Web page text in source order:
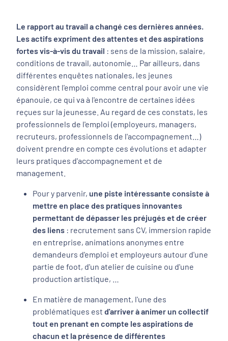
Le rapport au travail a changé ces dernières années.
Les actifs expriment des attentes et des aspirations
fortes vis-à-vis du travail : sens de la mission, salaire,
conditions de travail, autonomie… Par ailleurs, dans
différentes enquêtes nationales, les jeunes
considèrent l'emploi comme central pour avoir une vie
épanouie, ce qui va à l'encontre de certaines idées
reçues sur la jeunesse. Au regard de ces constats, les
professionnels de l'emploi (employeurs, managers,
recruteurs, professionnels de l'accompagnement…)
doivent prendre en compte ces évolutions et adapter
leurs pratiques d'accompagnement et de
management.
Pour y parvenir, une piste intéressante consiste à
mettre en place des pratiques innovantes
permettant de dépasser les préjugés et de créer
des liens : recrutement sans CV, immersion rapide
en entreprise, animations anonymes entre
demandeurs d'emploi et employeurs autour d'une
partie de foot, d'un atelier de cuisine ou d'une
production artistique, …
En matière de management, l'une des
problématiques est d'arriver à animer un collectif
tout en prenant en compte les aspirations de
chacun et la présence de différentes